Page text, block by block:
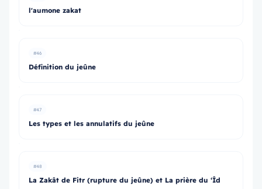
l'aumone zakat
#46
Définition du jeûne
#47
Les types et les annulatifs du jeûne
#48
La Zakât de Fitr (rupture du jeûne) et La prière du ‘Îd